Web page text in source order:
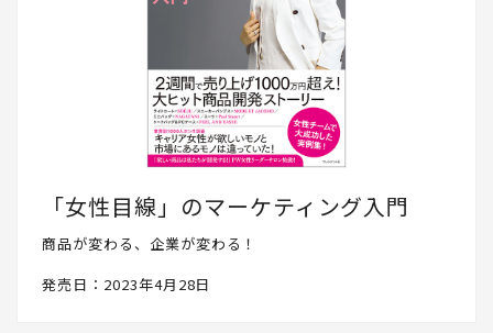
「女性目線」のマーケティング入門
商品が変わる、企業が変わる！
発売日：2023年4月28日